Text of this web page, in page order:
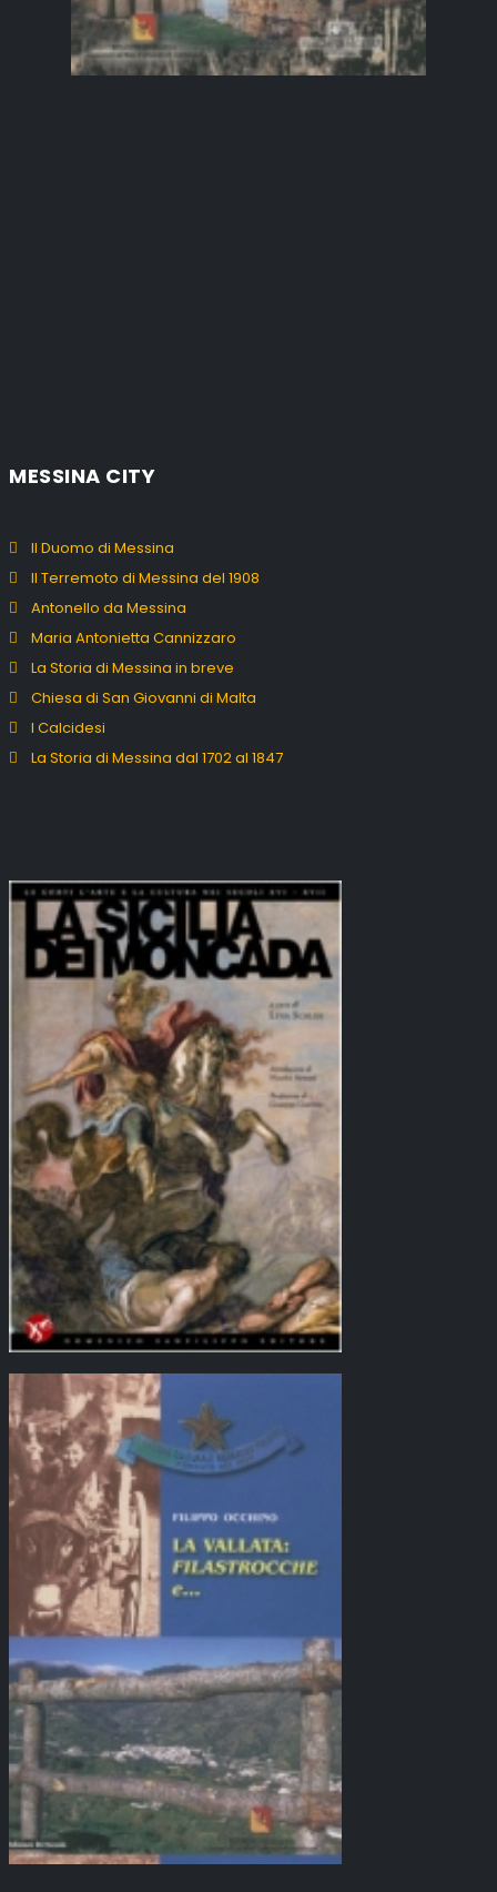
MESSINA CITY
Il Duomo di Messina
Il Terremoto di Messina del 1908
Antonello da Messina
Maria Antonietta Cannizzaro
La Storia di Messina in breve
Chiesa di San Giovanni di Malta
I Calcidesi
La Storia di Messina dal 1702 al 1847